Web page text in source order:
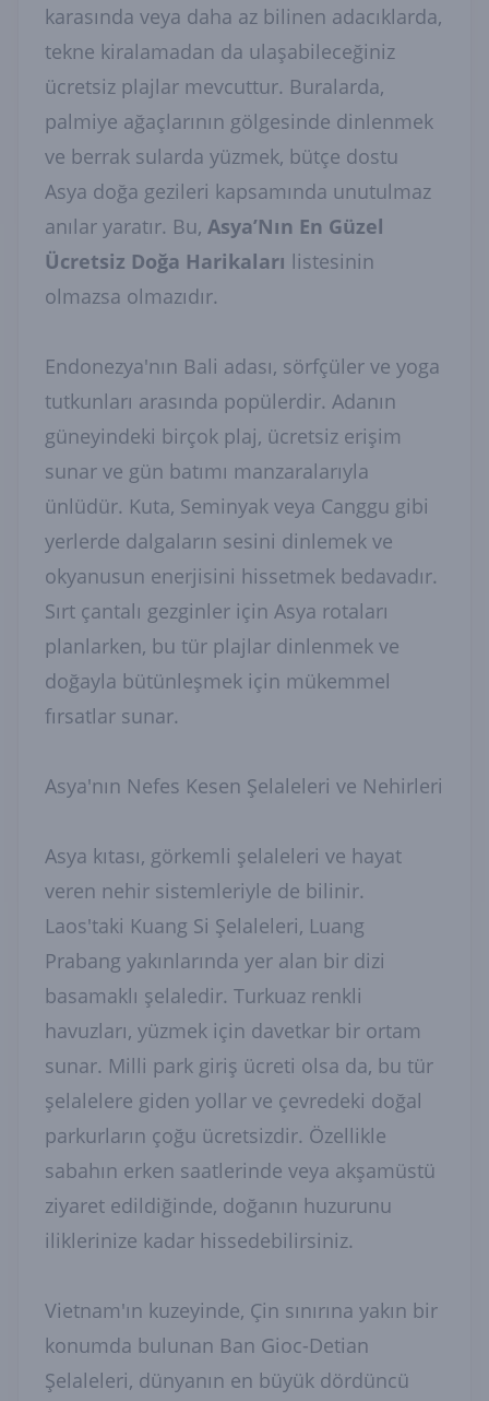
karasında veya daha az bilinen adacıklarda,
tekne kiralamadan da ulaşabileceğiniz
ücretsiz plajlar mevcuttur. Buralarda,
palmiye ağaçlarının gölgesinde dinlenmek
ve berrak sularda yüzmek, bütçe dostu
Asya doğa gezileri kapsamında unutulmaz
anılar yaratır. Bu, Asya’Nın En Güzel
Ücretsiz Doğa Harikaları listesinin
olmazsa olmazıdır.
Endonezya'nın Bali adası, sörfçüler ve yoga
tutkunları arasında popülerdir. Adanın
güneyindeki birçok plaj, ücretsiz erişim
sunar ve gün batımı manzaralarıyla
ünlüdür. Kuta, Seminyak veya Canggu gibi
yerlerde dalgaların sesini dinlemek ve
okyanusun enerjisini hissetmek bedavadır.
Sırt çantalı gezginler için Asya rotaları
planlarken, bu tür plajlar dinlenmek ve
doğayla bütünleşmek için mükemmel
fırsatlar sunar.
Asya'nın Nefes Kesen Şelaleleri ve Nehirleri
Asya kıtası, görkemli şelaleleri ve hayat
veren nehir sistemleriyle de bilinir.
Laos'taki Kuang Si Şelaleleri, Luang
Prabang yakınlarında yer alan bir dizi
basamaklı şelaledir. Turkuaz renkli
havuzları, yüzmek için davetkar bir ortam
sunar. Milli park giriş ücreti olsa da, bu tür
şelalelere giden yollar ve çevredeki doğal
parkurların çoğu ücretsizdir. Özellikle
sabahın erken saatlerinde veya akşamüstü
ziyaret edildiğinde, doğanın huzurunu
iliklerinize kadar hissedebilirsiniz.
Vietnam'ın kuzeyinde, Çin sınırına yakın bir
konumda bulunan Ban Gioc-Detian
Şelaleleri, dünyanın en büyük dördüncü